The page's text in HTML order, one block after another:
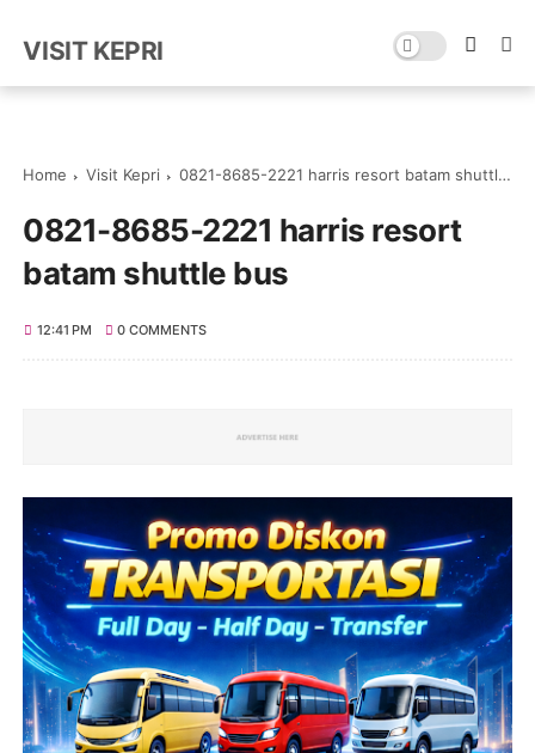
VISIT KEPRI
Home Visit Kepri 0821-8685-2221 harris resort batam shuttle bus
0821-8685-2221 harris resort
batam shuttle bus
12:41 PM 0 COMMENTS